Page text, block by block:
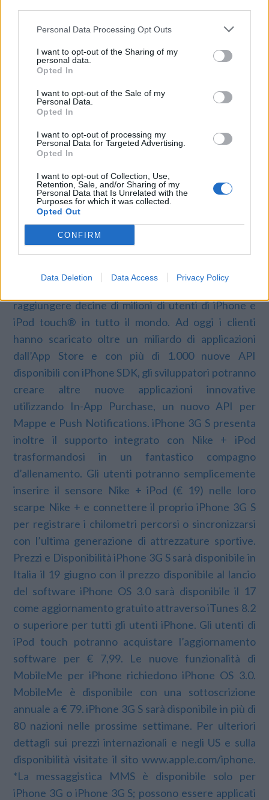
Personal Data Processing Opt Outs
I want to opt-out of the Sharing of my
personal data.
Opted In
I want to opt-out of the Sale of my
Personal Data.
Opted In
I want to opt-out of processing my
Personal Data for Targeted Advertising.
Opted In
I want to opt-out of Collection, Use,
Retention, Sale, and/or Sharing of my
Personal Data that Is Unrelated with the
Purposes for which it was collected.
Opted Out
CONFIRM
Data Deletion Data Access Privacy Policy
funzione Find My iPhone che funziona insieme a
MobileMe in modo che possiate localizzare il vostro
iPhone perso su una mappa, spedire un messaggio
per permettervi di recuperare il telefono anche se
silenziato. Se non doveste trovare il vostro iPhone,
potrete cancellare i dati contenuti su iPhone con la
funzione Remote Wipe. Saranno disponibili anche
nuove funzioni di iTunes® con il software iPhone
3.0, tra cui la possibilità di scaricare film, TV e
programmi audio così come iTunes U in modo che gli
studenti possano ottenere il materiale didattico
anche in mobilità. iPhone 3G S offre accesso al
rivoluzionario App Store, il più grande negozio di
applicazioni al mondo, con oltre 50.000 applicazioni.
raggiungere decine di milioni di utenti di iPhone e
iPod touch® in tutto il mondo. Ad oggi i clienti
hanno scaricato oltre un miliardo di applicazioni
dall’App Store e con più di 1.000 nuove API
disponibili con iPhone SDK, gli sviluppatori potranno
creare altre nuove applicazioni innovative
utilizzando In-App Purchase, un nuovo API per
Mappe e Push Notifications. iPhone 3G S presenta
inoltre il supporto integrato con Nike + iPod
trasformandosi in un fantastico compagno
d’allenamento. Gli utenti potranno semplicemente
inserire il sensore Nike + iPod (€ 19) nelle loro
scarpe Nike + e connettere il proprio iPhone 3G S
per registrare i chilometri percorsi o sincronizzarsi
con l’ultima generazione di attrezzature sportive.
Prezzi e Disponibilità iPhone 3G S sarà disponibile in
Italia il 19 giugno con il prezzo disponibile al lancio
del software iPhone OS 3.0 sarà disponibile il 17
come aggiornamento gratuito attraverso iTunes 8.2
o superiore per tutti gli utenti iPhone. Gli utenti di
iPod touch potranno acquistare l’aggiornamento
software per € 7,99. Le nuove funzionalità di
MobileMe per iPhone richiedono iPhone OS 3.0.
MobileMe è disponibile con una sottoscrizione
annuale a € 79. iPhone 3G S sarà disponibile in più di
80 nazioni nelle prossime settimane. Per ulteriori
dettagli sui prezzi internazionali e negli US e sulla
disponibilità visitate il sito www.apple.com/iphone.
*La messaggistica MMS è disponibile solo per
iPhone 3G o iPhone 3G S; possono essere applicati